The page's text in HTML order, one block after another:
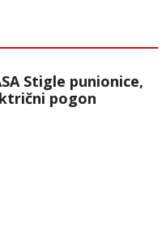
Stigle punionice,
pogon